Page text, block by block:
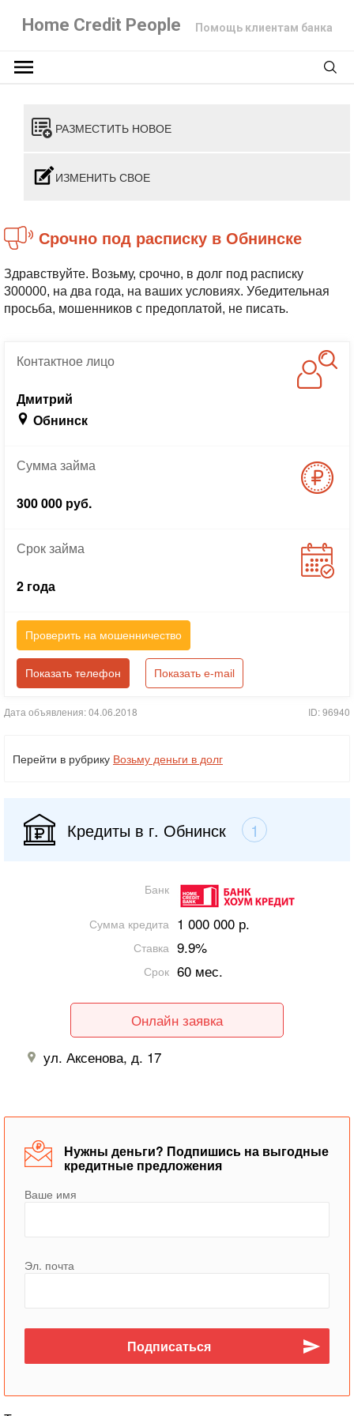
Home Credit People Помощь клиентам банка
РАЗМЕСТИТЬ НОВОЕ
ИЗМЕНИТЬ СВОЕ
Срочно под расписку в Обнинске
Здравствуйте. Возьму, срочно, в долг под расписку
300000, на два года, на ваших условиях. Убедительная
просьба, мошенников с предоплатой, не писать.
Контактноелицо
Дмитрий
Обнинск
Суммазайма
300 000 руб.
Срокзайма
2 года
Проверить на мошенничество
Показать телефон Показать e-mail
Дата объявления: 04.06.2018 ID: 96940
Перейти в рубрику Возьму деньги в долг
Кредиты в г. Обнинск 1
Банк
Сумма кредита 1 000 000 р.
Ставка 9.9%
Срок 60 мес.
Онлайн заявка
ул. Аксенова, д. 17
Нужны деньги? Подпишись на выгодные
кредитные предложения
Ваше имя
Эл. почта